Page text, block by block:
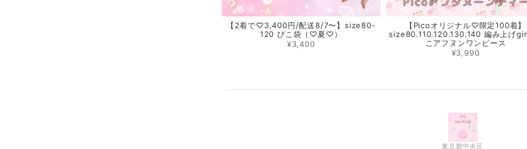
【2着で♡3,400円/配送8/7〜】size80-
120 ぴこ袋（♡夏♡）
¥3,400
【Picoオリジナル♡限定100着】
size80.110.120.130.140 編み上げ
こアフヌンワンピース
¥3,990
東京都中央区